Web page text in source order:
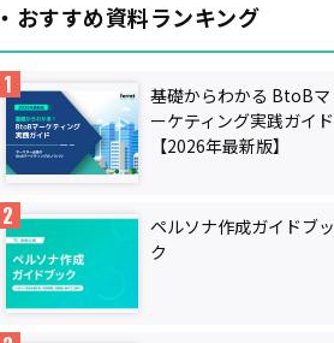
・おすすめ資料ランキング
基礎からわかる BtoBマ
ーケティング実践ガイド
【2026年最新版】
ペルソナ作成ガイドブッ
ク